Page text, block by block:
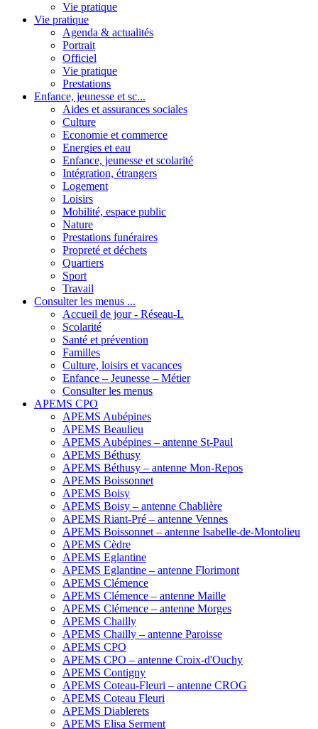
Vie pratique
Vie pratique
Agenda & actualités
Portrait
Officiel
Vie pratique
Prestations
Enfance, jeunesse et sc...
Aides et assurances sociales
Culture
Economie et commerce
Energies et eau
Enfance, jeunesse et scolarité
Intégration, étrangers
Logement
Loisirs
Mobilité, espace public
Nature
Prestations funéraires
Propreté et déchets
Quartiers
Sport
Travail
Consulter les menus ...
Accueil de jour - Réseau-L
Scolarité
Santé et prévention
Familles
Culture, loisirs et vacances
Enfance – Jeunesse – Métier
Consulter les menus
APEMS CPO
APEMS Aubépines
APEMS Beaulieu
APEMS Aubépines – antenne St-Paul
APEMS Béthusy
APEMS Béthusy – antenne Mon-Repos
APEMS Boissonnet
APEMS Boisy
APEMS Boisy – antenne Chablière
APEMS Riant-Pré – antenne Vennes
APEMS Boissonnet – antenne Isabelle-de-Montolieu
APEMS Cèdre
APEMS Eglantine
APEMS Eglantine – antenne Florimont
APEMS Clémence
APEMS Clémence – antenne Maille
APEMS Clémence – antenne Morges
APEMS Chailly
APEMS Chailly – antenne Paroisse
APEMS CPO
APEMS CPO – antenne Croix-d'Ouchy
APEMS Contigny
APEMS Coteau-Fleuri – antenne CROG
APEMS Coteau Fleuri
APEMS Diablerets
APEMS Elisa Serment